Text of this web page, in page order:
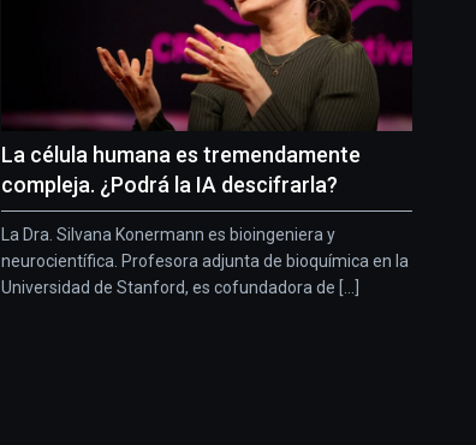
La célula humana es tremendamente
compleja. ¿Podrá la IA descifrarla?
La Dra. Silvana Konermann es bioingeniera y
neurocientífica. Profesora adjunta de bioquímica en la
Universidad de Stanford, es cofundadora de [...]